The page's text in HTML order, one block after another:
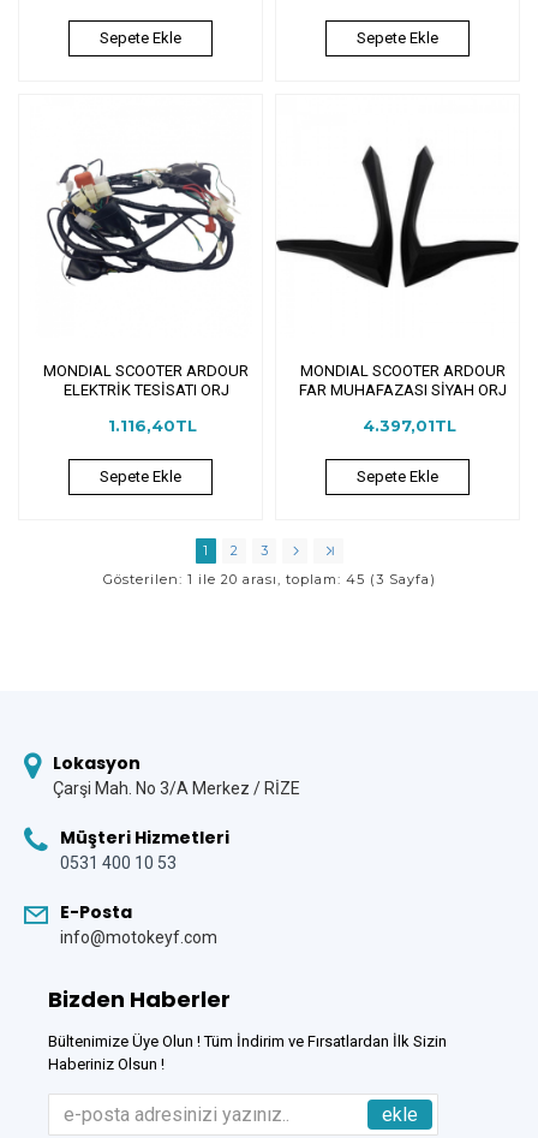
Sepete Ekle Sepete Ekle
MONDIAL SCOOTER ARDOUR
ELEKTRİK TESİSATI ORJ
1.116,40TL
Sepete Ekle
MONDIAL SCOOTER ARDOUR
FAR MUHAFAZASI SİYAH ORJ
4.397,01TL
Sepete Ekle
1 2
3
Gösterilen: 1 ile 20 arası, toplam: 45 (3 Sayfa)
Lokasyon
Çarşi Mah. No 3/A Merkez / RİZE
Müşteri Hizmetleri
0531 400 10 53
E-Posta
info@motokeyf.com
Bizden Haberler
Bültenimize Üye Olun ! Tüm İndirim ve Fırsatlardan İlk Sizin
Haberiniz Olsun !
ekle